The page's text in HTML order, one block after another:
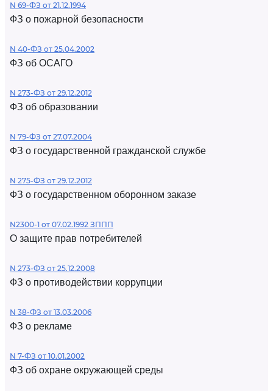
N 69-ФЗ от 21.12.1994
ФЗ о пожарной безопасности
N 40-ФЗ от 25.04.2002
ФЗ об ОСАГО
N 273-ФЗ от 29.12.2012
ФЗ об образовании
N 79-ФЗ от 27.07.2004
ФЗ о государственной гражданской службе
N 275-ФЗ от 29.12.2012
ФЗ о государственном оборонном заказе
N2300-1 от 07.02.1992 ЗППП
О защите прав потребителей
N 273-ФЗ от 25.12.2008
ФЗ о противодействии коррупции
N 38-ФЗ от 13.03.2006
ФЗ о рекламе
N 7-ФЗ от 10.01.2002
ФЗ об охране окружающей среды